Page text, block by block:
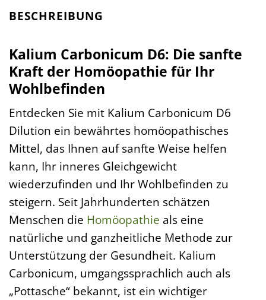
BESCHREIBUNG
Kalium Carbonicum D6: Die sanfte
Kraft der Homöopathie für Ihr
Wohlbefinden
Entdecken Sie mit Kalium Carbonicum D6
Dilution ein bewährtes homöopathisches
Mittel, das Ihnen auf sanfte Weise helfen
kann, Ihr inneres Gleichgewicht
wiederzufinden und Ihr Wohlbefinden zu
steigern. Seit Jahrhunderten schätzen
Menschen die Homöopathie als eine
natürliche und ganzheitliche Methode zur
Unterstützung der Gesundheit. Kalium
Carbonicum, umgangssprachlich auch als
„Pottasche“ bekannt, ist ein wichtiger